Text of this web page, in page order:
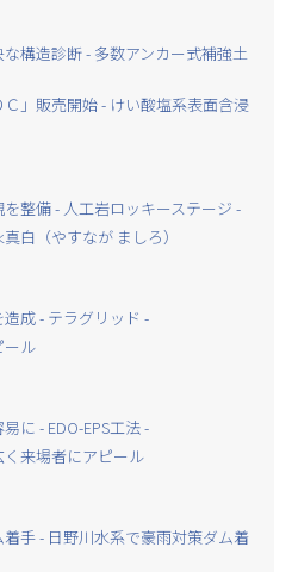
構造診断 - 多数アンカー式補強土
」販売開始 - けい酸塩系表面含浸
整備 - 人工岩ロッキーステージ -
白（やすなが ましろ）
成 - テラグリッド -
ール
に - EDO-EPS工法 -
く来場者にアピール
手 - 日野川水系で豪雨対策ダム着